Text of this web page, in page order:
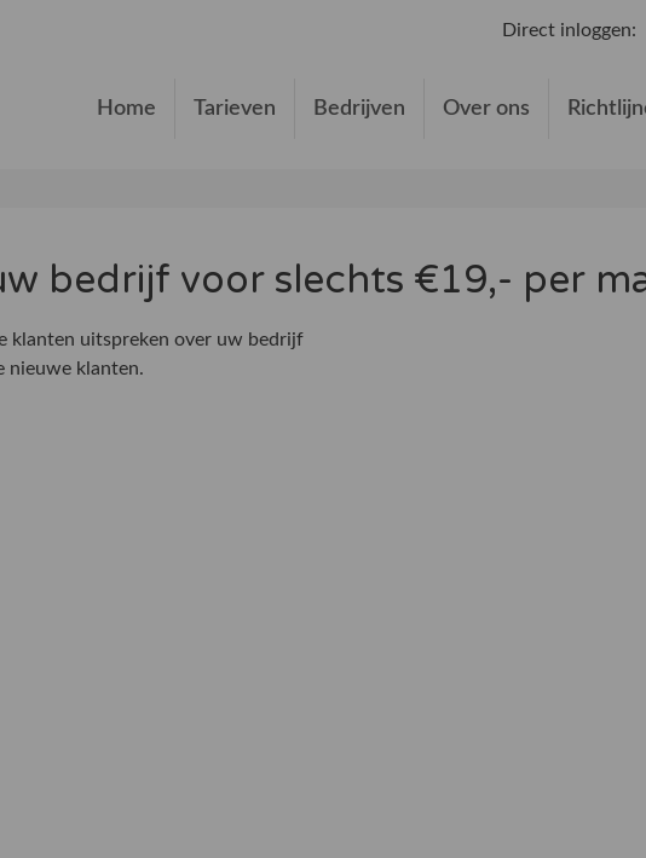
Direct inloggen:
Home Tarieven Bedrijven Over ons
bedrijf voor slechts €19,- per
klanten uitspreken over uw bedrijf
nieuwe klanten.